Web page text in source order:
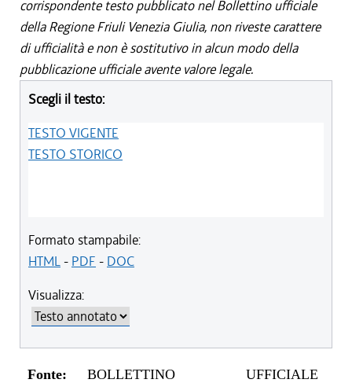
corrispondente testo pubblicato nel Bollettino ufficiale
della Regione Friuli Venezia Giulia, non riveste carattere
di ufficialità e non è sostitutivo in alcun modo della
pubblicazione ufficiale avente valore legale.
Scegli il testo:
TESTO VIGENTE
TESTO STORICO
Formato stampabile:
HTML- PDF - DOC
Visualizza:
Fonte:
BOLLETTINO UFFICIALE